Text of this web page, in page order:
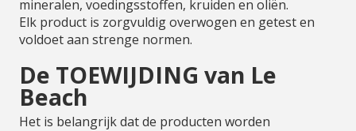
mineralen, voedingsstoffen, kruiden en oliën.
Elk product is zorgvuldig overwogen en getest en
voldoet aan strenge normen.
De TOEWIJDING van Le
Beach
Het is belangrijk dat de producten worden